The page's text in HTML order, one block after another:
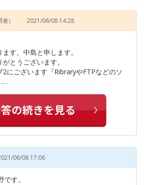
者） 2021/06/08 14:28
す。中島と申します。
とうございます。
にございます『RibraryやFTPなどのソ
06/08 17:06
す。